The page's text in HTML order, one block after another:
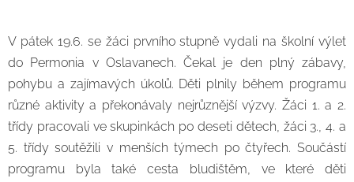
V pátek 19.6. se žáci prvního stupně vydali na školní výlet
do Permonia v Oslavanech. Čekal je den plný zábavy,
pohybu a zajímavých úkolů. Děti plnily během programu
různé aktivity a překonávaly nejrůznější výzvy. Žáci 1. a 2.
třídy pracovali ve skupinkách po deseti dětech, žáci 3., 4. a
5. třídy soutěžili v menších týmech po čtyřech. Součástí
programu byla také cesta bludištěm, ve které děti